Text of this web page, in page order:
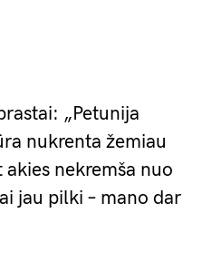
„Petunija
nukrenta žemiau
nekremša nuo
jau pilki – mano dar